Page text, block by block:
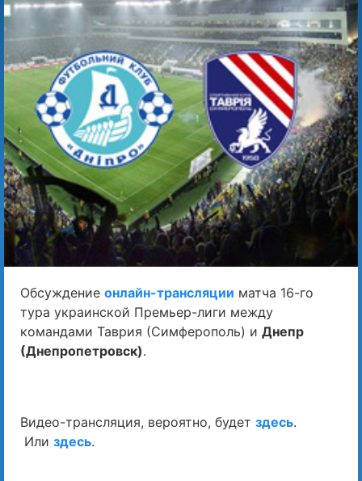
Обсуждение онлайн-трансляции матча 16-го
тура украинской Премьер-лиги между
командами Таврия (Симферополь) и Днепр
(Днепропетровск).
Видео-трансляция, вероятно, будет здесь.
Или здесь.